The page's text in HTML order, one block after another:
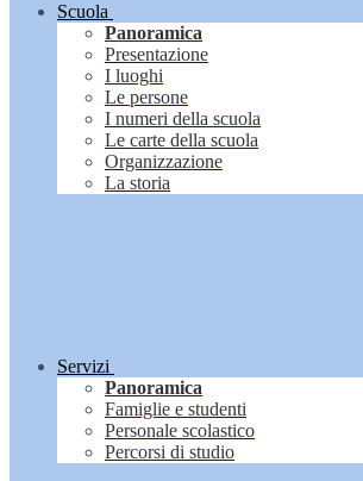
Scuola
Panoramica
Presentazione
I luoghi
Le persone
I numeri della scuola
Le carte della scuola
Organizzazione
La storia
Servizi
Panoramica
Famiglie e studenti
Personale scolastico
Percorsi di studio